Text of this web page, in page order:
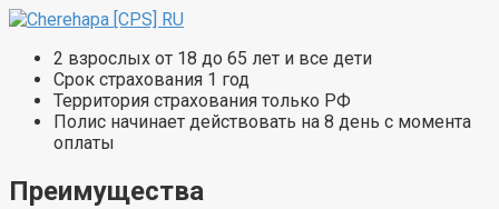
2 взрослых от 18 до 65 лет и все дети
Срок страхования 1 год
Территория страхования только РФ
Полис начинает действовать на 8 день с момента
оплаты
Преимущества